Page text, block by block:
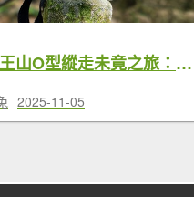
【四大天王山O型縱走未竟之旅：封山中的靜謐與省思】解鎖嘉義竹崎四大天王山、知鳥山。
2025-11-05